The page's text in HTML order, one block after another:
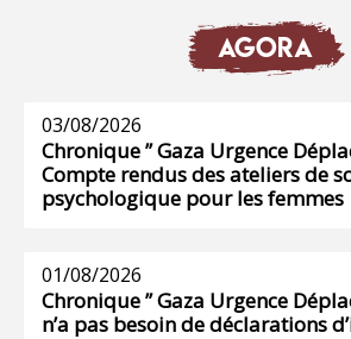
AGORA
03/08/2026
Chronique ” Gaza Urgence
Compte rendus des ateliers de
psychologique pour les femmes
01/08/2026
Chronique ” Gaza Urgence
n’a pas besoin de déclarations